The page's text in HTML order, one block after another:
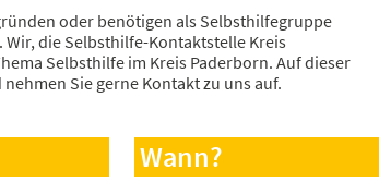
oder benötigen als Selbsthilfegruppe
die Selbsthilfe-Kontaktstelle Kreis
Selbsthilfe im Kreis Paderborn. Auf dieser
Sie gerne Kontakt zu uns auf.
Wann?